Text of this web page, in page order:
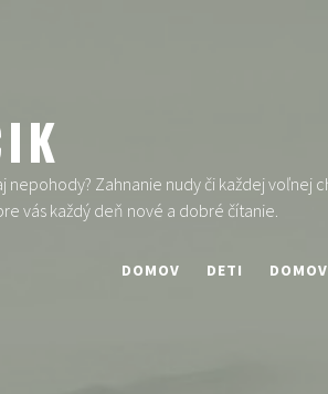
nepohody? Zahnanie nudy či každej voľnej
vás každý deň nové a dobré čítanie.
DOMOV DETI DOMOV